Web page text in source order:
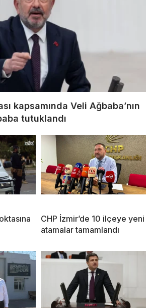
kapsamında Veli Ağbaba’nın
tutuklandı
CHP İzmir’de 10 ilçeye yeni
atamalar tamamlandı